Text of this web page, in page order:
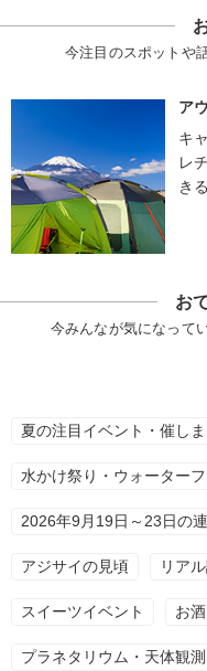
今注目のスポットや
ア
キ
レ
き
お
今みんなが気になって
夏の注目イベント・催し
水かけ祭り・ウォーター
2026年9月19日～23日の
アジサイの見頃 リア
スイーツイベント お
プラネタリウム・天体観測